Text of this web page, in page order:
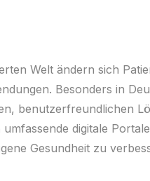
Welt ändern sich
Besonders in
benutzerfreundlichen
digitale
Gesundheit zu